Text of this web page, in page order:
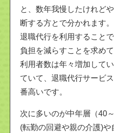
と、数年我慢したけれど
断する方とで分かれます。
退職代行を利用すること
負担を減らすことを求め
利用者数は年々増加して
ていて、退職代行サービ
番高いです。
次に多いのが中年層（40
(転勤の回避や親の介護)